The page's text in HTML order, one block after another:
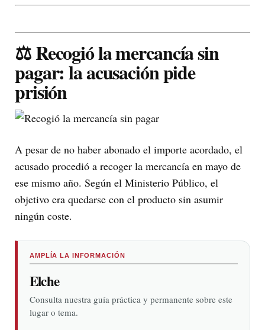
⚖️ Recogió la mercancía sin
pagar: la acusación pide
prisión
A pesar de no haber abonado el importe acordado, el
acusado procedió a recoger la mercancía en mayo de
ese mismo año. Según el Ministerio Público, el
objetivo era quedarse con el producto sin asumir
ningún coste.
AMPLÍA LA INFORMACIÓN
Elche
Consulta nuestra guía práctica y permanente sobre este
lugar o tema.